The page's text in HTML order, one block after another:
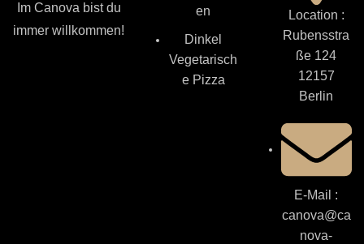
Im Canova bist du
immer willkommen!
en
Dinkel
Vegetarisch
e Pizza
Location :
Rubensstra
ße 124
12157
Berlin
E-Mail :
canova@ca
nova-